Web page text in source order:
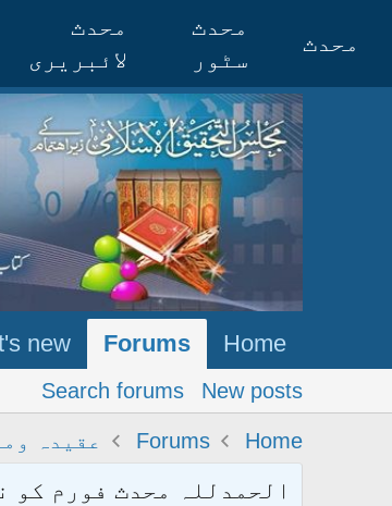
محدث
محدث
سٹور
محدث
لائبریری
Home
Forums
new
New posts
Search forums
Home
Forums عقیدہ